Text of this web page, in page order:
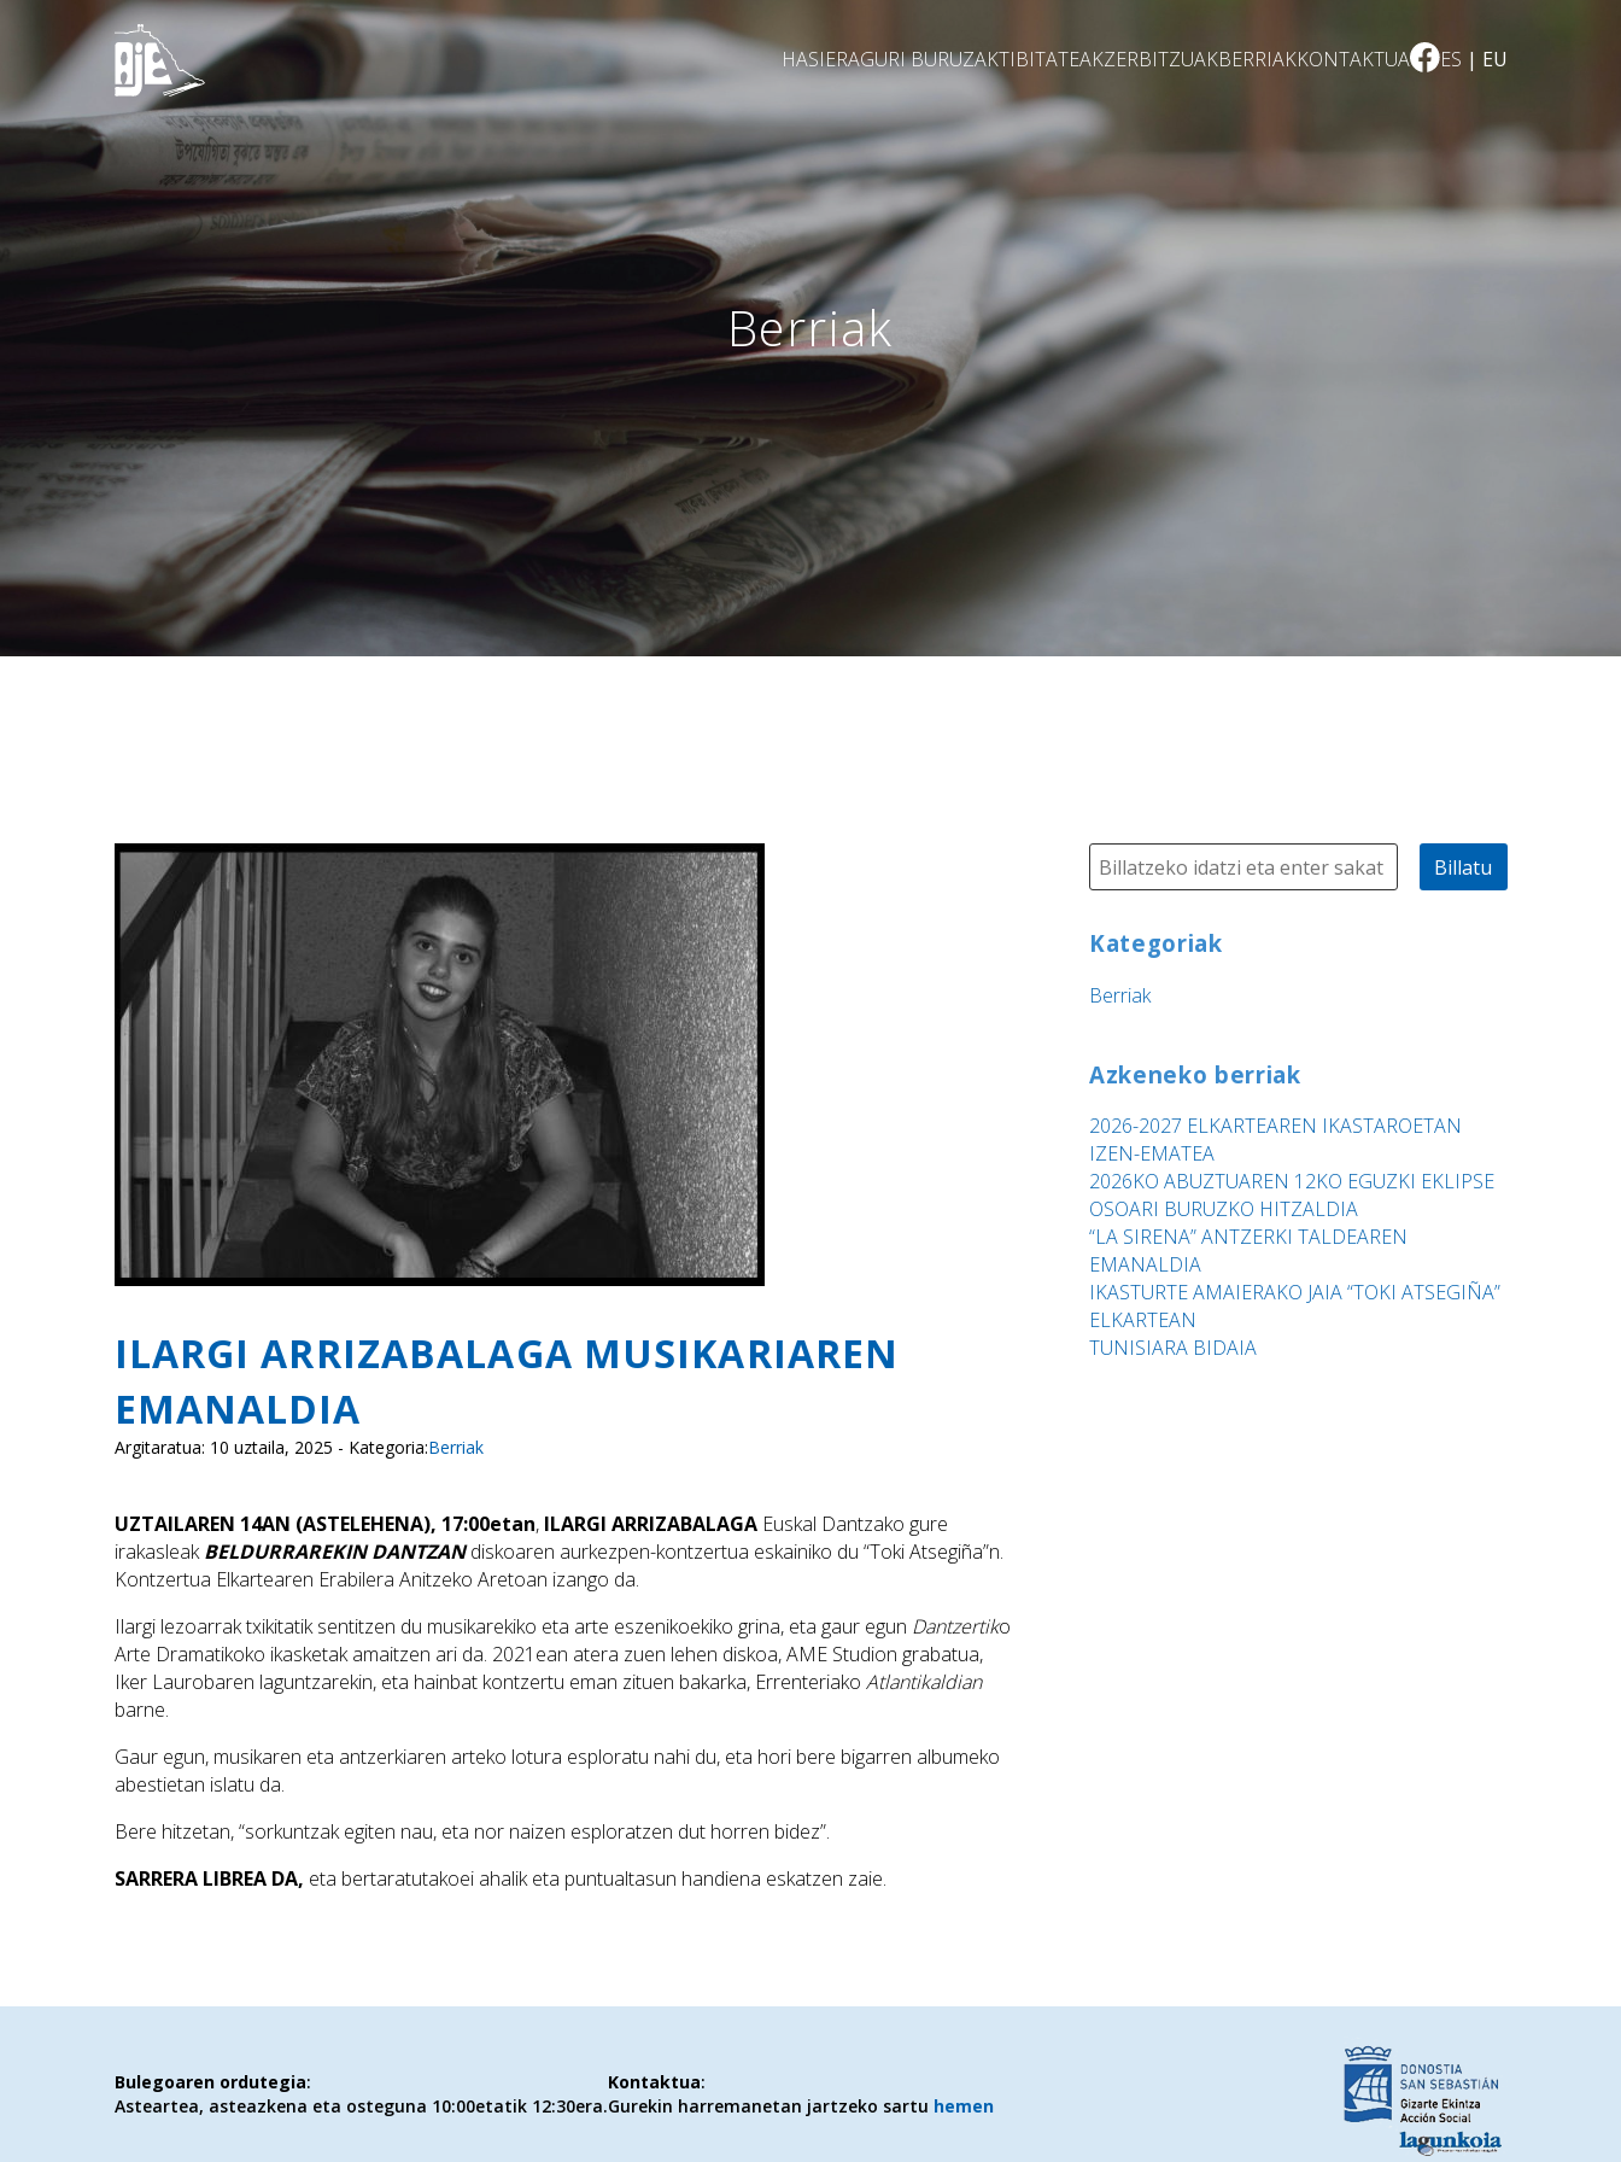
HASIERAGURI BURUZAKTIBITATEAKZERBITZUAKBERRIAKKONTAKTUA ES EU
Berriak
ILARGI ARRIZABALAGA MUSIKARIAREN
EMANALDIA
Argitaratua: 10 uztaila, 2025 - Kategoria:Berriak
UZTAILAREN 14AN (ASTELEHENA), 17:00etan, ILARGI ARRIZABALAGAEuskal Dantzako gure
irakasleakBELDURRAREKIN DANTZANdiskoaren aurkezpen-kontzertua eskainiko du “Toki Atsegiña”n.
Kontzertua Elkartearen Erabilera Anitzeko Aretoan izango da.
Ilargi lezoarrak txikitatik sentitzen du musikarekiko eta arte eszenikoekiko grina, eta gaur egun Dantzertiko
Arte Dramatikoko ikasketak amaitzen ari da. 2021ean atera zuen lehen diskoa, AME Studion grabatua,
Iker Laurobaren laguntzarekin, eta hainbat kontzertu eman zituen bakarka, Errenteriako Atlantikaldian
barne.
Gaur egun, musikaren eta antzerkiaren arteko lotura esploratu nahi du, eta hori bere bigarren albumeko
abestietan islatu da.
Bere hitzetan, “sorkuntzak egiten nau, eta nor naizen esploratzen dut horren bidez”.
SARRERA LIBREA DA, eta bertaratutakoei ahalik eta puntualtasun handiena eskatzen zaie.
Billatu
Kategoriak
Berriak
Azkeneko berriak
2026-2027 ELKARTEAREN IKASTAROETAN
IZEN-EMATEA
2026KO ABUZTUAREN 12KO EGUZKI EKLIPSE
OSOARI BURUZKO HITZALDIA
“LA SIRENA” ANTZERKI TALDEAREN
EMANALDIA
IKASTURTE AMAIERAKO JAIA “TOKI ATSEGIÑA”
ELKARTEAN
TUNISIARA BIDAIA
Bulegoaren ordutegia:
Asteartea, asteazkena eta osteguna 10:00etatik 12:30era.
Kontaktua:
Gurekin harremanetan jartzeko sartu hemen